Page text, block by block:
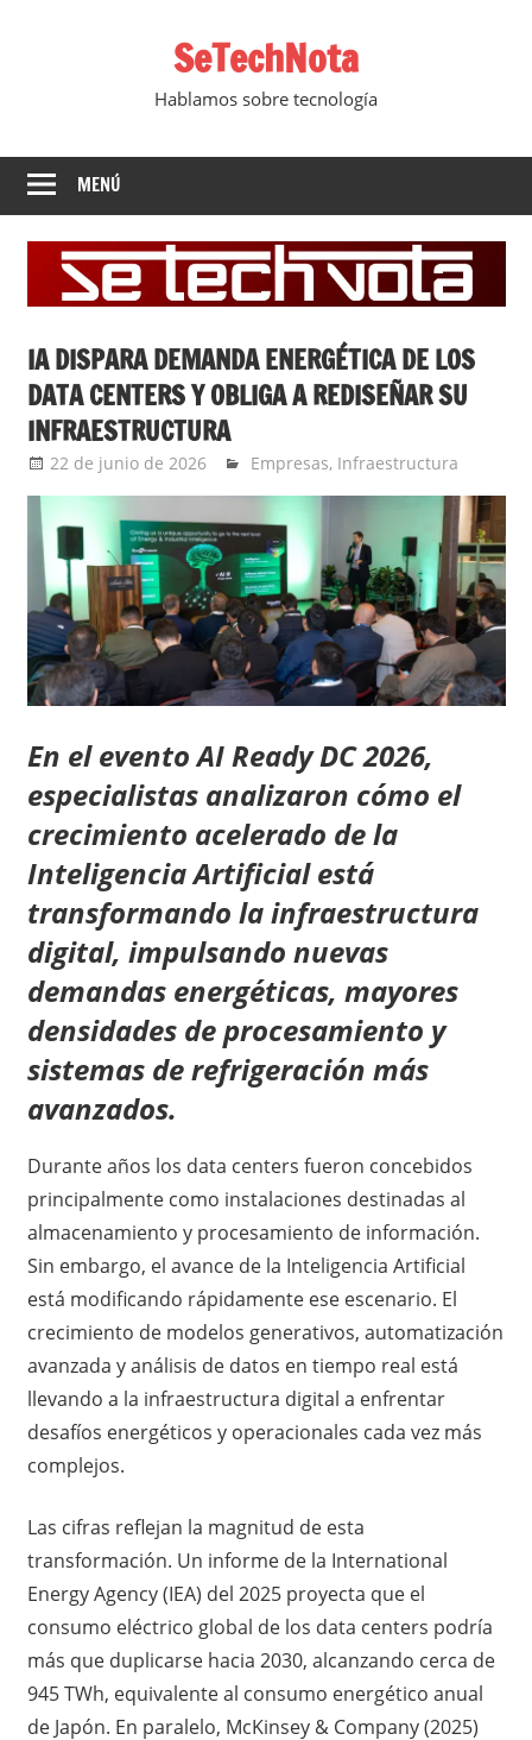
SeTechNota
Hablamos sobre tecnología
MENÚ
IA DISPARA DEMANDA ENERGÉTICA DE LOS
DATA CENTERS Y OBLIGA A REDISEÑAR SU
INFRAESTRUCTURA
22 de junio de 2026 Ernesto Herrera
Empresas, Infraestructura
En el evento AI Ready DC 2026,
especialistas analizaron cómo el
crecimiento acelerado de la
Inteligencia Artificial está
transformando la infraestructura
digital, impulsando nuevas
demandas energéticas, mayores
densidades de procesamiento y
sistemas de refrigeración más
avanzados.
Durante años los data centers fueron concebidos
principalmente como instalaciones destinadas al
almacenamiento y procesamiento de información.
Sin embargo, el avance de la Inteligencia Artificial
está modificando rápidamente ese escenario. El
crecimiento de modelos generativos, automatización
avanzada y análisis de datos en tiempo real está
llevando a la infraestructura digital a enfrentar
desafíos energéticos y operacionales cada vez más
complejos.
Las cifras reflejan la magnitud de esta
transformación. Un informe de la International
Energy Agency (IEA) del 2025 proyecta que el
consumo eléctrico global de los data centers podría
más que duplicarse hacia 2030, alcanzando cerca de
945 TWh, equivalente al consumo energético anual
de Japón. En paralelo, McKinsey & Company (2025)